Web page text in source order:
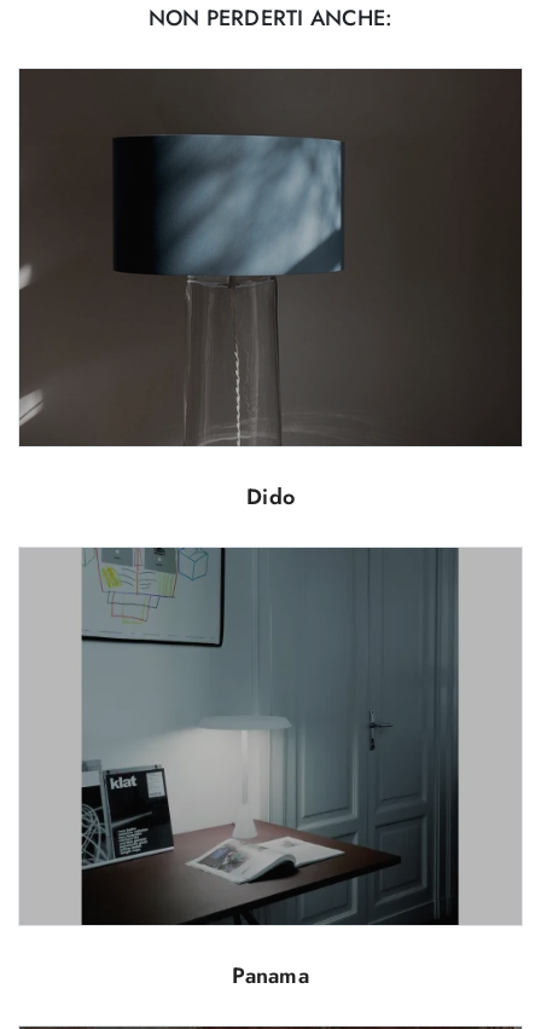
NON PERDERTI ANCHE:
Dido
Panama